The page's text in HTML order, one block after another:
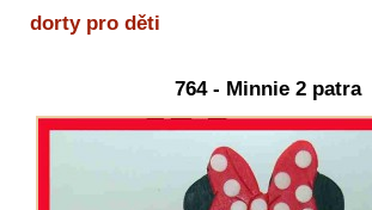
dorty pro děti
764 - Minnie 2 patra